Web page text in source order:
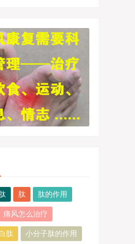
肽 肽的作用
痛风怎么治疗
肽 小分子肽的作用